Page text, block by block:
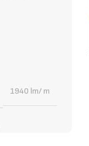
1940 lm/ m